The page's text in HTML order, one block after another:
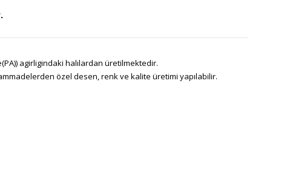
agirligindaki halılardan üretilmektedir.
özel desen, renk ve kalite üretimi yapılabilir.